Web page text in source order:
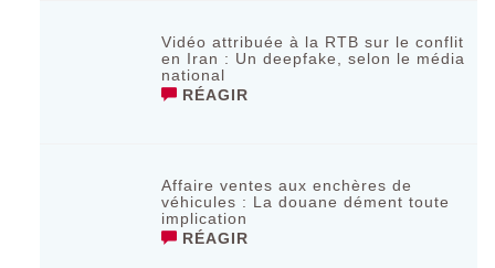
Vidéo attribuée à la RTB sur le conflit
en Iran : Un deepfake, selon le média
national
RÉAGIR
Affaire ventes aux enchères de
véhicules : La douane dément toute
implication
RÉAGIR